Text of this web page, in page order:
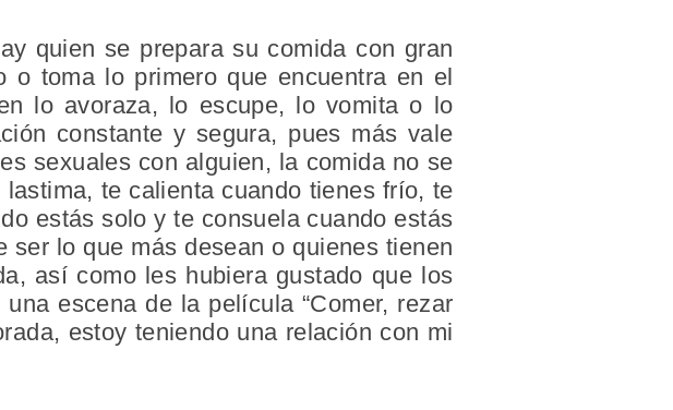
quien se prepara su comida con gran
o toma lo primero que encuentra en el
lo avoraza, lo escupe, lo vomita o lo
constante y segura, pues más vale
sexuales con alguien, la comida no se
te calienta cuando tienes frío, te
estás solo y te consuela cuando estás
lo que más desean o quienes tienen
así como les hubiera gustado que los
escena de la película “Comer, rezar
estoy teniendo una relación con mi